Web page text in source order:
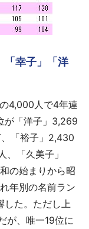
幸子」「洋
4,000人で4年連
が「洋子」3,269
「裕子」2,430
「久美子」
の始まりから昭
年別の名前ラン
した。ただし上
が、唯一19位に